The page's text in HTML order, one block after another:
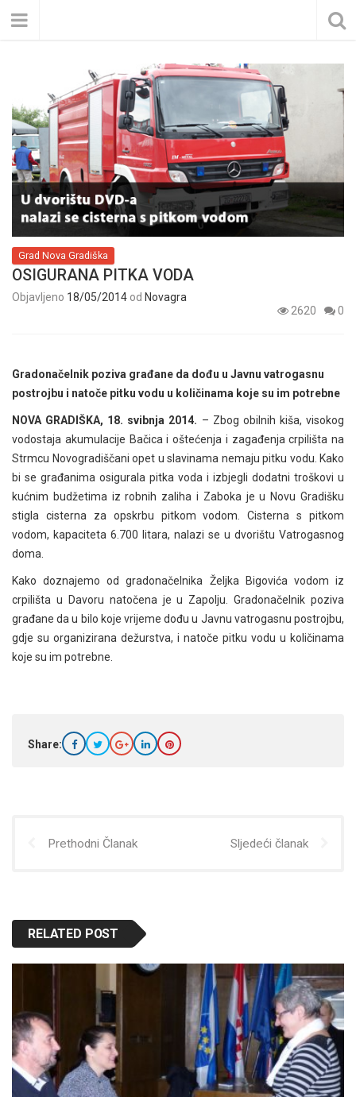
Grad Nova Gradiška
OSIGURANA PITKA VODA
Objavljeno 18/05/2014 od Novagra
2620
0
Gradonačelnik poziva građane da dođu u Javnu vatrogasnu
postrojbu i natoče pitku vodu u količinama koje su im potrebne
NOVA GRADIŠKA, 18. svibnja 2014. – Zbog obilnih kiša, visokog
vodostaja akumulacije Bačica i oštećenja i zagađenja crpilišta na
Strmcu Novogradiščani opet u slavinama nemaju pitku vodu. Kako
bi se građanima osigurala pitka voda i izbjegli dodatni troškovi u
kućnim budžetima iz robnih zaliha i Zaboka je u Novu Gradišku
stigla cisterna za opskrbu pitkom vodom. Cisterna s pitkom
vodom, kapaciteta 6.700 litara, nalazi se u dvorištu Vatrogasnog
doma.
Kako doznajemo od gradonačelnika Željka Bigovića vodom iz
crpilišta u Davoru natočena je u Zapolju. Gradonačelnik poziva
građane da u bilo koje vrijeme dođu u Javnu vatrogasnu postrojbu,
gdje su organizirana dežurstva, i natoče pitku vodu u količinama
koje su im potrebne.
Share:
Prethodni Članak Sljedeći članak
RELATED POST